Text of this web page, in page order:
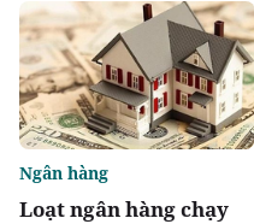
Loạt ngân hàng chạy
Ngân hàng